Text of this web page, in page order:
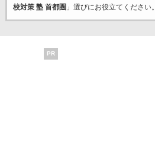
校対策 塾 首都圏 」選びにお役立てください。
PR